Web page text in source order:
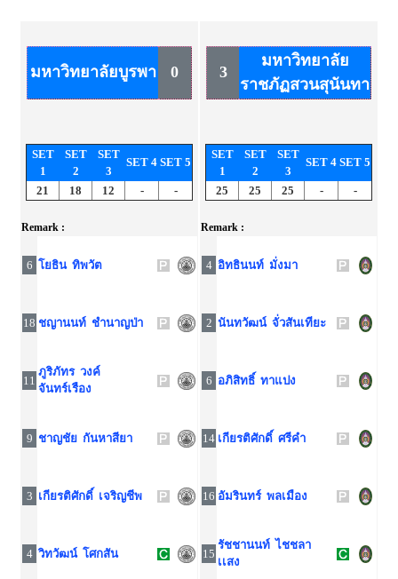
มหาวิทยาลัยบูรพา 0
SET
1
SET
2
SET
3
SET 4 SET 5
21 18 12 - -
Remark :
6 โยธิน ทิพวัต
18 ชญานนท์ ชำนาญป่า
11
ภูริภัทร วงค์
จันทร์เรือง
9 ชาญชัย กันหาสียา
3 เกียรติศักดิ์ เจริญชีพ
4 วิทวัฒน์ โศกสัน
3
มหาวิทยาลัย
ราชภัฏสวนสุนันทา
SET
1
SET
2
SET
3
SET 4 SET 5
25 25 25 - -
Remark :
4 อิทธินนท์ มั่งมา
2 นันทวัฒน์ จั่วสันเทียะ
6 อภิสิทธิ์ ทาแปง
14 เกียรติศักดิ์ ศรีคำ
16 อัมรินทร์ พลเมือง
15
รัช​ชา​นนท์​ ไช​ชลา​
เเสง